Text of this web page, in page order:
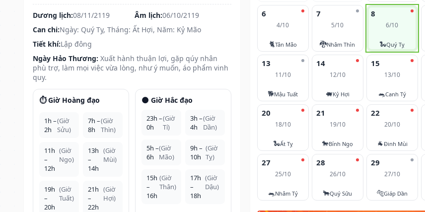
Dương lịch:08/11/2119 Âm lịch:06/10/2119
Can chi:Ngày: Quý Tỵ, Tháng: Ất Hợi, Năm: Kỷ Mão
Tiết khí:Lập đông
Ngày Hảo Thương: Xuất hành thuận lợi, gặp qúy nhân
phù trợ, làm mọi việc vừa lòng, như ý muốn, áo phẩm vinh
quy.
⏱️ Giờ Hoàng đạo
1h –
2h
(Giờ
Sửu)
7h –
8h
(Giờ
Thìn)
11h
–
12h
(Giờ
Ngọ)
13h
–
14h
(Giờ
Mùi)
19h
–
20h
(Giờ
Tuất)
21h
–
22h
(Giờ
Hợi)
🌑 Giờ Hắc đạo
23h –
0h
(Giờ
Tí)
3h –
4h
(Giờ
Dần)
5h –
6h
(Giờ
Mão)
9h –
10h
(Giờ
Tỵ)
15h
–
16h
(Giờ
Thân)
17h
–
18h
(Giờ
Dậu)
6
4/10
🐈Tân Mão
7
5/10
🐉Nhâm Thìn
8
6/10
🐍Quý Tỵ
13
11/10
🐕Mậu Tuất
14
12/10
🐖Kỷ Hợi
15
13/10
🐀Canh Tý
20
18/10
🐍Ất Tỵ
21
19/10
🐎Bính Ngọ
22
20/10
🐐Đinh Mùi
27
25/10
🐀Nhâm Tý
28
26/10
🐂Quý Sửu
29
27/10
🐅Giáp Dần